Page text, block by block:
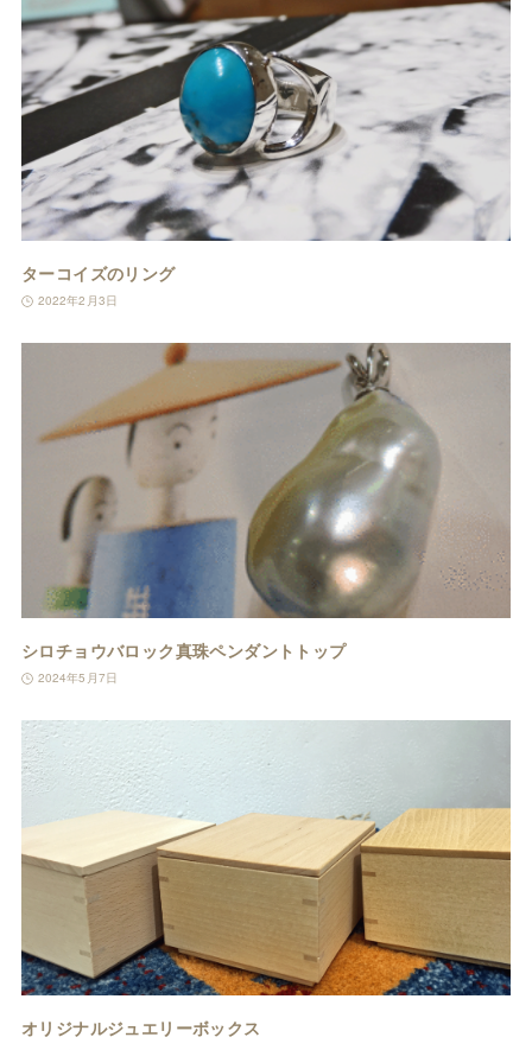
ターコイズのリング
2022年2月3日
シロチョウバロック真珠ペンダントトップ
2024年5月7日
オリジナルジュエリーボックス